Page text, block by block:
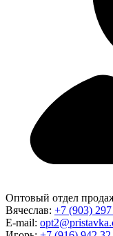
Оптовый отдел
Вячеслав: +7 (903)
E-mail: